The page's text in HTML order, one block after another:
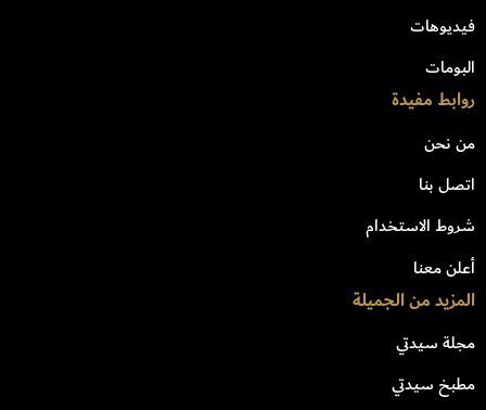
فيديوهات
البومات
روابط مفيدة
من نحن
اتصل بنا
شروط الاستخدام
أعلن معنا
المزيد من الجميلة
مجلة سيدتي
مطبخ سيدتي